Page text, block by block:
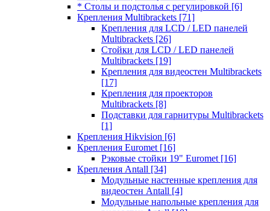
* Столы и подстолья с регулировкой [6]
Крепления Multibrackets [71]
Крепления для LCD / LED панелей
Multibrackets [26]
Стойки для LCD / LED панелей
Multibrackets [19]
Крепления для видеостен Multibrackets
[17]
Крепления для проекторов
Multibrackets [8]
Подставки для гарнитуры Multibrackets
[1]
Крепления Hikvision [6]
Крепления Euromet [16]
Рэковые стойки 19" Euromet [16]
Крепления Antall [34]
Модульные настенные крепления для
видеостен Antall [4]
Модульные напольные крепления для